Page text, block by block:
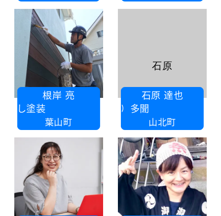
根岸 亮
し塗装
葉山町
石原 達也
（株）多聞
山北町
石原